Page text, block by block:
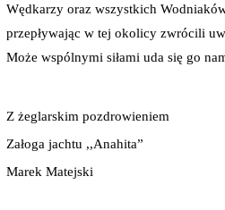
Wędkarzy oraz wszystkich
przepływając w tej okolicy zwrócili
Może wspólnymi siłami uda się go
Z żeglarskim pozdrowieniem
Załoga jachtu ,,Anahita”
Marek Matejski